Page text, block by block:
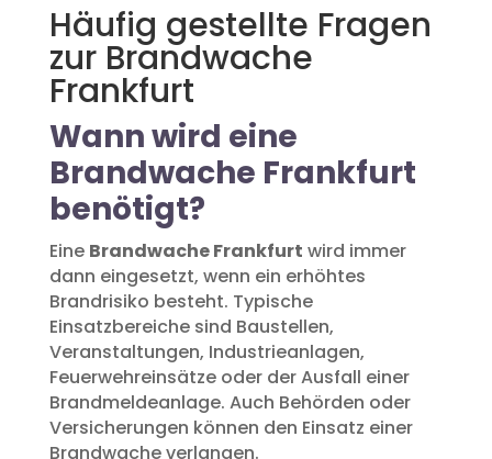
Häufig gestellte Fragen
zur Brandwache
Frankfurt
Wann wird eine
Brandwache Frankfurt
benötigt?
Eine Brandwache Frankfurt wird immer
dann eingesetzt, wenn ein erhöhtes
Brandrisiko besteht. Typische
Einsatzbereiche sind Baustellen,
Veranstaltungen, Industrieanlagen,
Feuerwehreinsätze oder der Ausfall einer
Brandmeldeanlage. Auch Behörden oder
Versicherungen können den Einsatz einer
Brandwache verlangen.